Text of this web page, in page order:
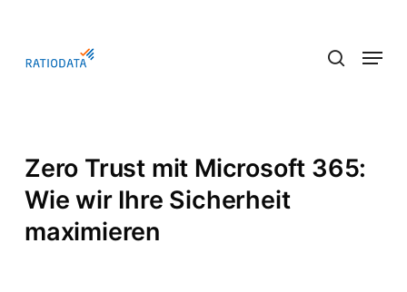
main
Menu
Zero Trust mit Microsoft 365:
Wie wir Ihre Sicherheit
maximieren